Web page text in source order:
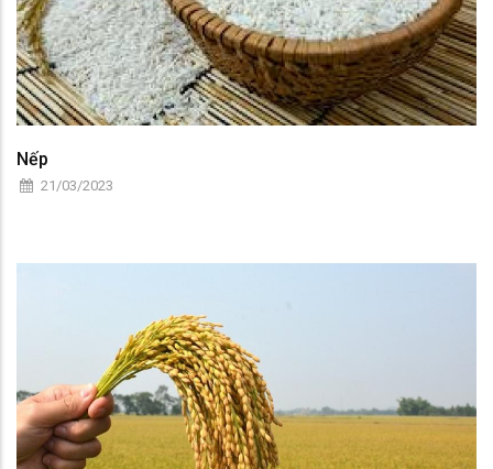
Nếp
21/03/2023